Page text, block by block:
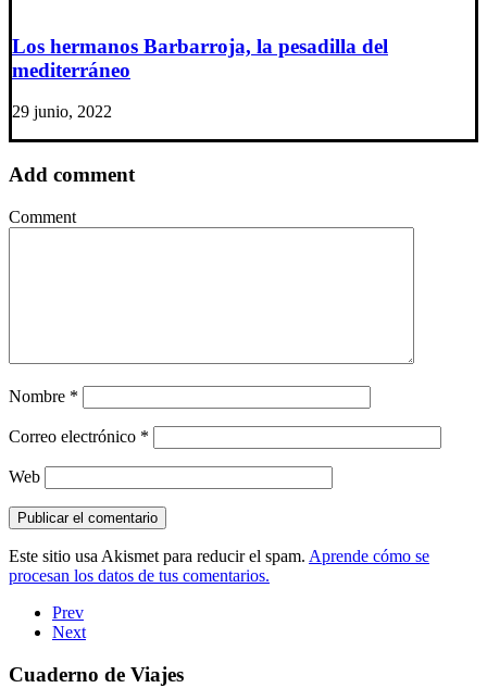
Los hermanos Barbarroja, la pesadilla del
mediterráneo
29 junio, 2022
Add comment
Comment
Nombre *
Correo electrónico *
Web
Este sitio usa Akismet para reducir el spam. Aprende cómo se
procesan los datos de tus comentarios.
Prev
Next
Cuaderno de Viajes